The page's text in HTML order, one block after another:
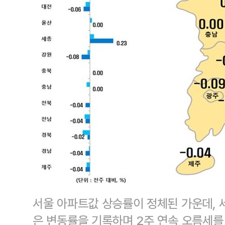
서울 아파트값 상승률이 정체된 가운데
은 변동률을 기록하며 2주 연속 오름세